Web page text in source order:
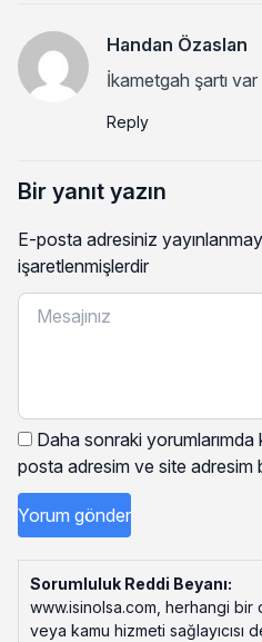
Handan Özaslan
İkametgah şartı var
Reply
Bir yanıt yazın
E-posta adresiniz
işaretlenmişlerdir
Daha sonraki yorumlarımda
posta adresim ve site adresim
Sorumluluk Reddi Beyanı:
www.isinolsa.com, herhangi bir
veya kamu hizmeti sağlayıcısı